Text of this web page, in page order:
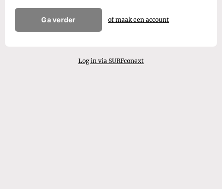
Ga verder of maak een account
Log in via SURFconext